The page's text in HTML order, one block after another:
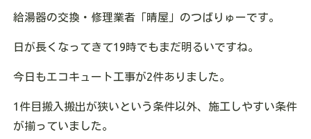
給湯器の交換・修理業者「晴屋」のつばりゅーです。
日が長くなってきて19時でもまだ明るいですね。
今日もエコキュート工事が2件ありました。
1件目搬入搬出が狭いという条件以外、施工しやすい条件
が揃っていました。